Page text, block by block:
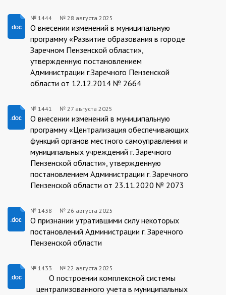
1444/28.08.2025
№ 1444 № 28 августа 2025
О внесении изменений в муниципальную
программу «Развитие образования в городе
Заречном Пензенской области»,
утвержденную постановлением
Администрации г.Заречного Пензенской
области от 12.12.2014 № 2664
1441/27.08.2025
№ 1441 № 27 августа 2025
О внесении изменений в муниципальную
программу «Централизация обеспечивающих
функций органов местного самоуправления и
муниципальных учреждений г. Заречного
Пензенской области», утвержденную
постановлением Администрации г. Заречного
Пензенской области от 23.11.2020 № 2073
1438/26.08.2025
№ 1438 № 26 августа 2025
О признании утратившими силу некоторых
постановлений Администрации г. Заречного
Пензенской области
1433/22.08.2025
№ 1433 № 22 августа 2025
О построении комплексной системы
централизованного учета в муниципальных